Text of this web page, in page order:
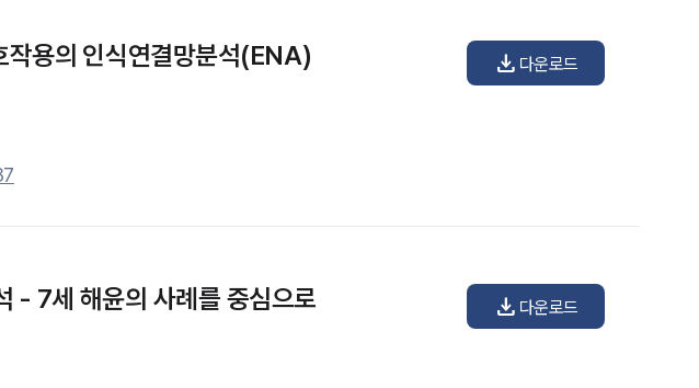
작용의 인식연결망분석(ENA) 다운로드
download
- 7세 해윤의 사례를 중심으로 다운로드
download